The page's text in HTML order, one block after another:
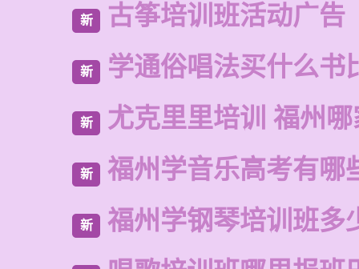
新 古筝培训班活动广告
新 学通俗唱法买什么书
新 尤克里里培训 福州
新 福州学音乐高考有哪
新 福州学钢琴培训班多